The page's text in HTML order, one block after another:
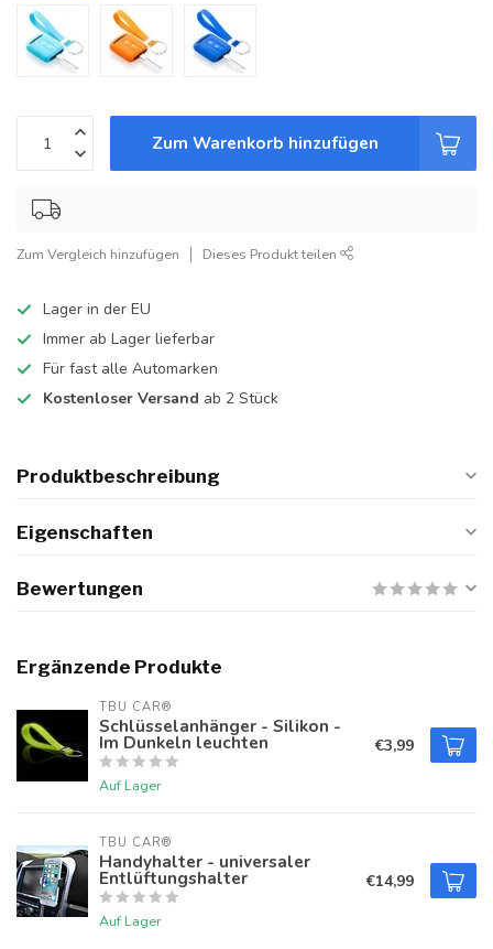
Zum Warenkorb hinzufügen
Zum Vergleich hinzufügen Dieses Produkt teilen
Lager in der EU
Immer ab Lager lieferbar
Für fast alle Automarken
Kostenloser Versand ab 2 Stück
Produktbeschreibung
Eigenschaften
Bewertungen
Ergänzende Produkte
TBU CAR®
Schlüsselanhänger - Silikon -
Im Dunkeln leuchten
Auf Lager
€3,99
TBU CAR®
Handyhalter - universaler
Entlüftungshalter
Auf Lager
€14,99